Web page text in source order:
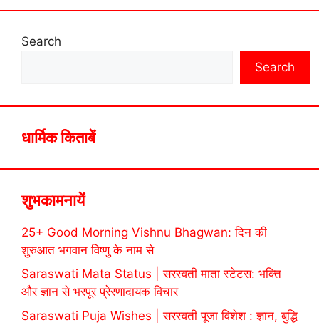
Search
Search
धार्मिक किताबें
शुभकामनायें
25+ Good Morning Vishnu Bhagwan: दिन की
शुरुआत भगवान विष्णु के नाम से
Saraswati Mata Status | सरस्वती माता स्टेटस: भक्ति
और ज्ञान से भरपूर प्रेरणादायक विचार
Saraswati Puja Wishes | सरस्वती पूजा विशेश : ज्ञान, बुद्धि